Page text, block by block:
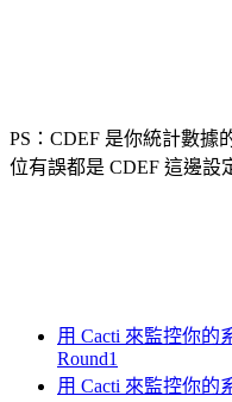
PS：CDEF 是你統計數據
位有誤都是 CDEF 這邊設
用 Cacti 來監控你的
Round1
用 Cacti 來監控你的